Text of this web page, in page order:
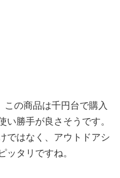
この商品は千円台で購入
勝手が良さそうです。
ではなく、アウトドアシ
ッタリですね。